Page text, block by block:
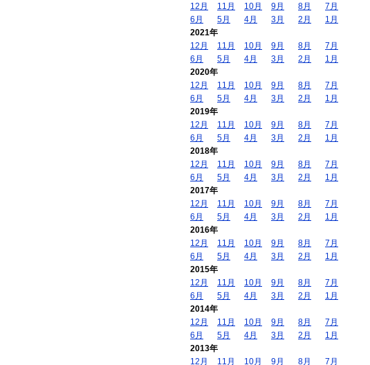
12月
11月 10月 9月 8月
7月
6月
5月 4月 3月 2月
1月
2021年
12月
11月 10月 9月 8月
7月
6月
5月 4月 3月 2月
1月
2020年
12月
11月 10月 9月 8月
7月
6月
5月 4月 3月 2月
1月
2019年
12月
11月 10月 9月 8月
7月
6月
5月 4月 3月 2月
1月
2018年
12月
11月 10月 9月 8月
7月
6月
5月 4月 3月 2月
1月
2017年
12月
11月 10月 9月 8月
7月
6月
5月 4月 3月 2月
1月
2016年
12月
11月 10月 9月 8月
7月
6月
5月 4月 3月 2月
1月
2015年
12月
11月 10月 9月 8月
7月
6月
5月 4月 3月 2月
1月
2014年
12月
11月 10月 9月 8月
7月
6月
5月 4月 3月 2月
1月
2013年
12月
11月 10月 9月 8月 7月